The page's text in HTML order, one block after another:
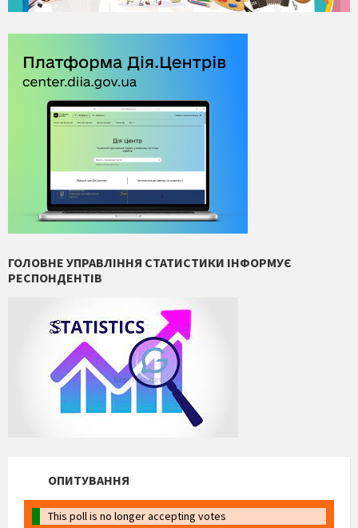
ГОЛОВНЕ УПРАВЛІННЯ СТАТИСТИКИ ІНФОРМУЄ
РЕСПОНДЕНТІВ
ОПИТУВАННЯ
This poll is no longer accepting votes